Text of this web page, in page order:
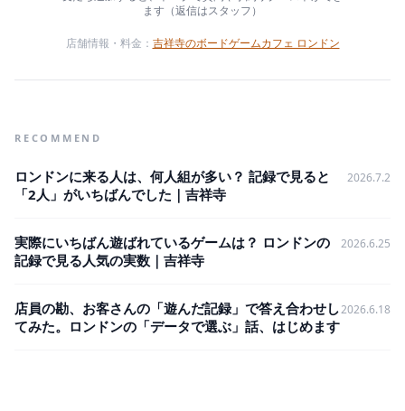
ます（返信はスタッフ）
店舗情報・料金： 吉祥寺のボードゲームカフェ ロンドン
RECOMMEND
ロンドンに来る人は、何人組が多い？ 記録で見ると
「2人」がいちばんでした｜吉祥寺
2026.7.2
実際にいちばん遊ばれているゲームは？ ロンドンの
記録で見る人気の実数｜吉祥寺
2026.6.25
店員の勘、お客さんの「遊んだ記録」で答え合わせし
てみた。ロンドンの「データで選ぶ」話、はじめます
2026.6.18